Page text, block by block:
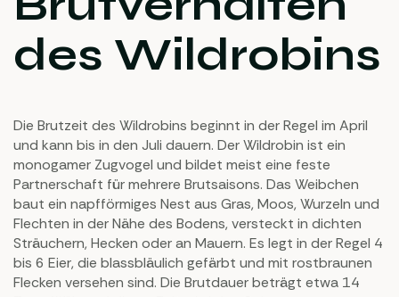
des Wildrobins
Die Brutzeit des Wildrobins beginnt in der Regel im April
und kann bis in den Juli dauern. Der Wildrobin ist ein
monogamer Zugvogel und bildet meist eine feste
Partnerschaft für mehrere Brutsaisons. Das Weibchen
baut ein napfförmiges Nest aus Gras, Moos, Wurzeln und
Flechten in der Nähe des Bodens, versteckt in dichten
Sträuchern, Hecken oder an Mauern. Es legt in der Regel 4
bis 6 Eier, die blassbläulich gefärbt und mit rostbraunen
Flecken versehen sind. Die Brutdauer beträgt etwa 14